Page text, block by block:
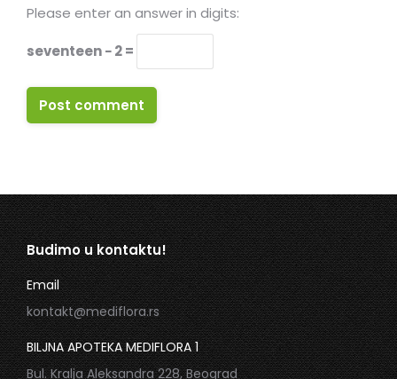
Please enter an answer in digits:
seventeen − 2 =
Post comment
Budimo u kontaktu!
Email
kontakt@mediflora.rs
BILJNA APOTEKA MEDIFLORA 1
Bul. Kralja Aleksandra 228, Beograd